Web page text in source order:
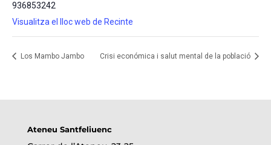
936853242
Visualitza el lloc web de Recinte
Los Mambo Jambo Crisi económica i salut mental de la població
Ateneu Santfeliuenc